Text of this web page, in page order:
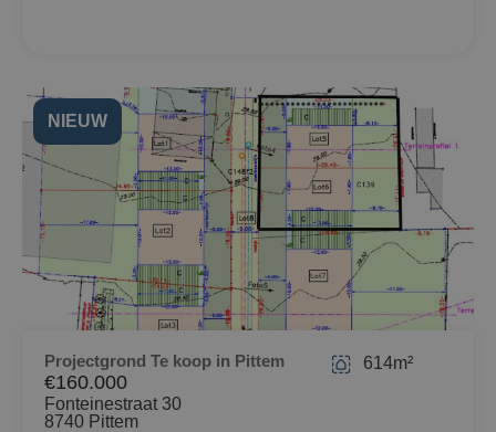
NIEUW
Projectgrond Te koop in Pittem
€160.000
Fonteinestraat 30
8740 Pittem
614m²